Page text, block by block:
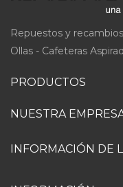
Repuestos y
Ollas - Cafeteras
PRODUCTOS
NUESTRA
INFORMACIÓN DE